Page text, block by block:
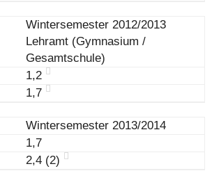
Wintersemester 2012/2013
Lehramt (Gymnasium /
Gesamtschule)
1,2
1,7
Wintersemester 2013/2014
1,7
2,4 (2)